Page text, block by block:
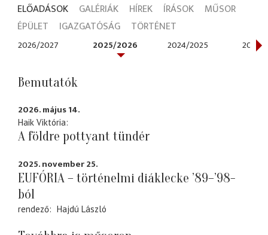
ELŐADÁSOK GALÉRIÁK HÍREK ÍRÁSOK
MŰSOR
ÉPÜLET
IGAZGATÓSÁG TÖRTÉNET
2026/2027 2025/2026 2024/2025 2023/
Bemutatók
2026. május 14.
Haik Viktória
A földre pottyant tündér
2025. november 25.
EUFÓRIA – történelmi diáklecke ’89–’98-
ból
rendező Hajdú László